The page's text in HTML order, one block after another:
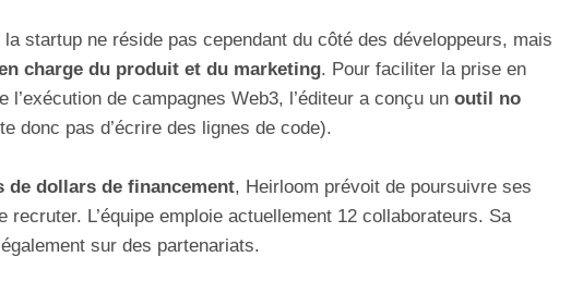
startup ne réside pas cependant du côté des développeurs, mais
charge du produit et du marketing. Pour faciliter la prise en
l’exécution de campagnes Web3, l’éditeur a conçu un outil no
donc pas d’écrire des lignes de code).
de dollars de financement, Heirloom prévoit de poursuivre ses
recruter. L’équipe emploie actuellement 12 collaborateurs. Sa
sur des partenariats.